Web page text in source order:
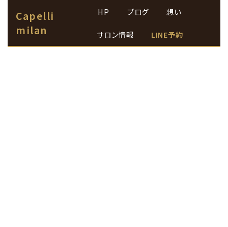
Capelli
milan
HP ブログ 想い
サロン情報 LINE予約